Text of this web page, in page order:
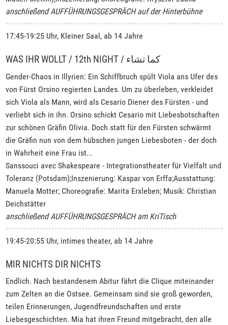
anschließend AUFFÜHRUNGSGESPRÄCH auf der Hinterbühne
17:45-19:25 Uhr, Kleiner Saal, ab 14 Jahre
WAS IHR WOLLT / 12th NIGHT / كما تشاء
Gender-Chaos in Illyrien: Ein Schiffbruch spült Viola ans Ufer des
von Fürst Orsino regierten Landes. Um zu überleben, verkleidet
sich Viola als Mann, wird als Cesario Diener des Fürsten - und
verliebt sich in ihn. Orsino schickt Cesario mit Liebesbotschaften
zur schönen Gräfin Olivia. Doch statt für den Fürsten schwärmt
die Gräfin nun von dem hübschen jungen Liebesboten - der doch
in Wahrheit eine Frau ist...
Sanssouci avec Shakespeare - Integrationstheater für Vielfalt und
Toleranz (Potsdam);Inszenierung: Kaspar von Erffa;Ausstattung:
Manuela Motter; Choreografie: Marita Erxleben; Musik: Christian
Deichstätter
anschließend AUFFÜHRUNGSGESPRÄCH am KriTisch
19:45-20:55 Uhr, intimes theater, ab 14 Jahre
MIR NICHTS DIR NICHTS
Endlich. Nach bestandenem Abitur fährt die Clique miteinander
zum Zelten an die Ostsee. Gemeinsam sind sie groß geworden,
teilen Erinnerungen, Jugendfreundschaften und erste
Liebesgeschichten. Mia hat ihren Freund mitgebracht, den alle